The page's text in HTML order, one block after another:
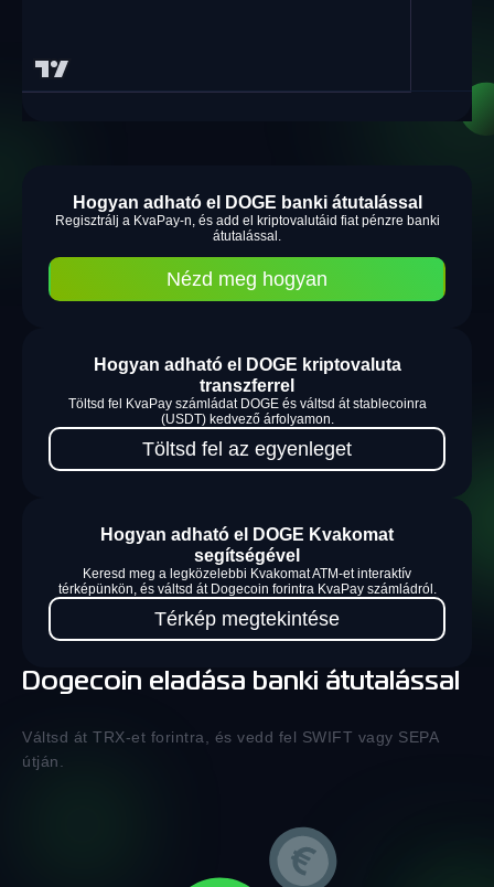
Dogecoin eladása banki átutalással
Váltsd át TRX-et forintra, és vedd fel SWIFT vagy SEPA
útján.
Hogyan adható el DOGE banki átutalással
Regisztrálj a KvaPay-n, és add el kriptovalutáid fiat pénzre banki
átutalással.
Nézd meg hogyan
Hogyan adható el DOGE kriptovaluta
transzferrel
Töltsd fel KvaPay számládat DOGE és váltsd át stablecoinra
(USDT) kedvező árfolyamon.
Töltsd fel az egyenleget
Hogyan adható el DOGE Kvakomat
segítségével
Keresd meg a legközelebbi Kvakomat ATM-et interaktív
térképünkön, és váltsd át Dogecoin forintra KvaPay számládról.
Térkép megtekintése